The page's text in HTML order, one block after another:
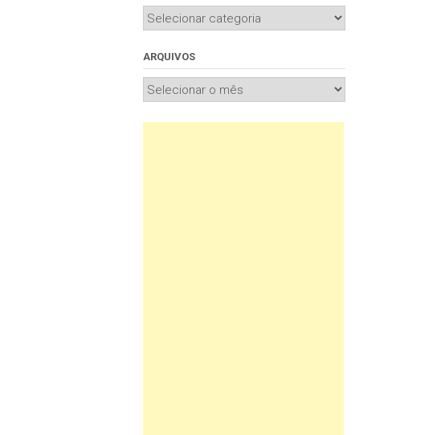
Categorias
ARQUIVOS
Arquivos